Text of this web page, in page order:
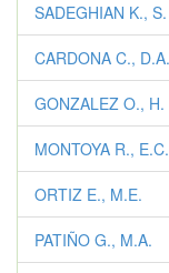
SADEGHIAN K., S.
CARDONA C., D.A.
GONZALEZ O., H.
MONTOYA R., E.C.
ORTIZ E., M.E.
PATIÑO G., M.A.